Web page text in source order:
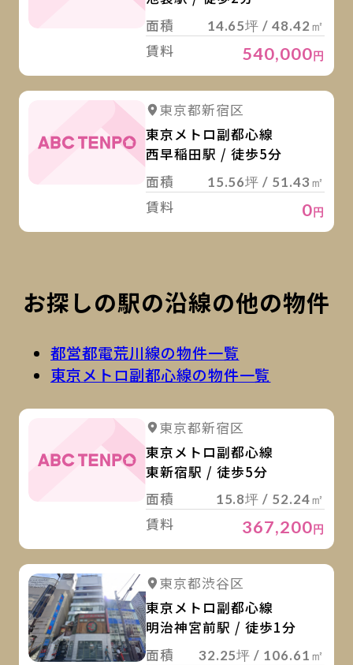
面積
14.65坪 / 48.42㎡
賃料 540,000円
東京都新宿区
東京メトロ副都心線
西早稲田駅 / 徒歩5分
面積
15.56坪 / 51.43㎡
賃料 0円
お探しの駅の沿線の他の物件
都営都電荒川線の物件一覧
東京メトロ副都心線の物件一覧
東京都新宿区
東京メトロ副都心線
東新宿駅 / 徒歩5分
面積
15.8坪 / 52.24㎡
賃料 367,200円
詳細を見る
東京都渋谷区
東京メトロ副都心線
明治神宮前駅 / 徒歩1分
面積
32.25坪 / 106.61㎡